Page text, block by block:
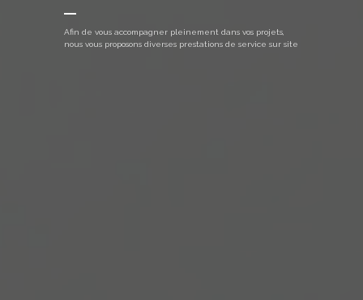
Afin de vous accompagner pleinement dans vos projets,
nous vous proposons diverses prestations de service sur site